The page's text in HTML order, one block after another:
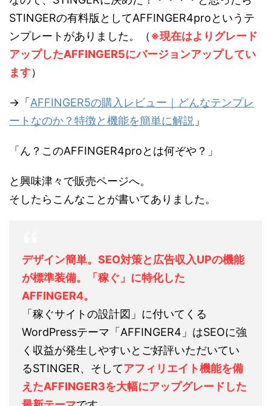
STINGERの有料版としてAFFINGER4proというテ
ンプレートがありました。（※現在はよりグレード
アップしたAFFINGER5にバージョンアップしてい
ます）
→「AFFINGER5の購入レビュー｜どんなテンプレ
ートなのか？特徴と機能を簡単に解説 」
「ん？このAFFINGER4proとは何ぞや？」
と興味津々で販売ページへ。
そしたらこんなことが書いてありました。
デザイン簡単。SEO対策と広告収入UPの機能
が標準装備。「稼ぐ」に特化した
AFFINGER4。
「稼ぐサイトの設計図」に付いてくる
WordPressテーマ「AFFINGER4」はSEOに強
く収益が発生しやすいとご好評いただいてい
るSTINGER、そしてアフィリエイト機能を備
えたAFFINGER3を大幅にアップグレードした